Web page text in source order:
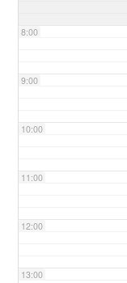
8:00
9:00
10:00
11:00
12:00
13:00